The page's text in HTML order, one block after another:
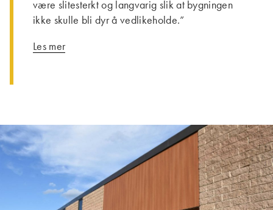
være slitesterkt og langvarig slik at bygningen
ikke skulle bli dyr å vedlikeholde.”
Les mer